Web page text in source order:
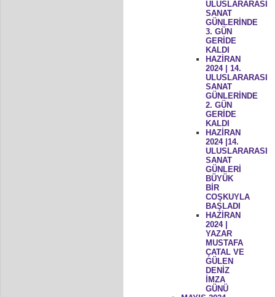
ULUSLARARASI
SANAT
GÜNLERİNDE
3. GÜN
GERİDE
KALDI
HAZİRAN
2024 | 14.
ULUSLARARASI
SANAT
GÜNLERİNDE
2. GÜN
GERİDE
KALDI
HAZİRAN
2024 |14.
ULUSLARARASI
SANAT
GÜNLERİ
BÜYÜK
BİR
COŞKUYLA
BAŞLADI
HAZİRAN
2024 |
YAZAR
MUSTAFA
ÇATAL VE
GÜLEN
DENİZ
İMZA
GÜNÜ